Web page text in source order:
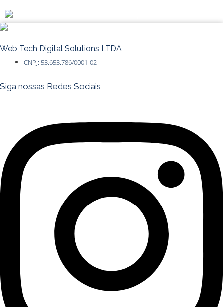
Web Tech Digital Solutions LTDA
CNPJ: 53.653.786/0001-02
Siga nossas Redes Sociais